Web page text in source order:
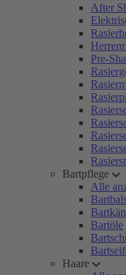
After
Pre-
Bartpflege
Alle
Bartöle
Haare